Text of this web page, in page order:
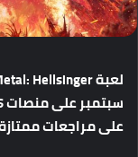
لعبة
سبتمبرعلىمنصات
علىمراجعات